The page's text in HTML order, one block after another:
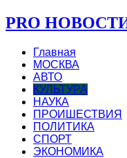
PRO
Главная
МОСКВА
АВТО
КУЛЬТУРА
НАУКА
ПРОИШЕСТВИЯ
ПОЛИТИКА
СПОРТ
ЭКОНОМИКА